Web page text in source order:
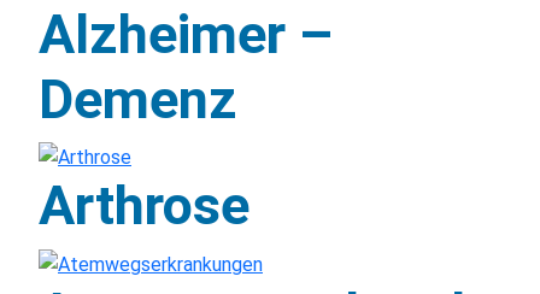
Alzheimer –
Demenz
Arthrose